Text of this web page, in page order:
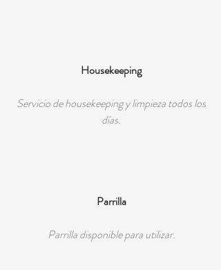
Housekeeping
Servicio de housekeeping y limpieza todos los
días.
Parrilla
Parrilla disponible para utilizar.